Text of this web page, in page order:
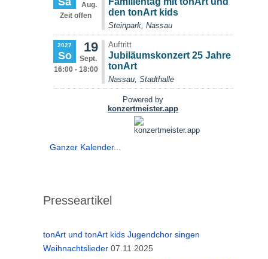
Ganzer Kalender...
Presseartikel
tonArt und tonArt kids Jugendchor singen
Weihnachtslieder 07.11.2025